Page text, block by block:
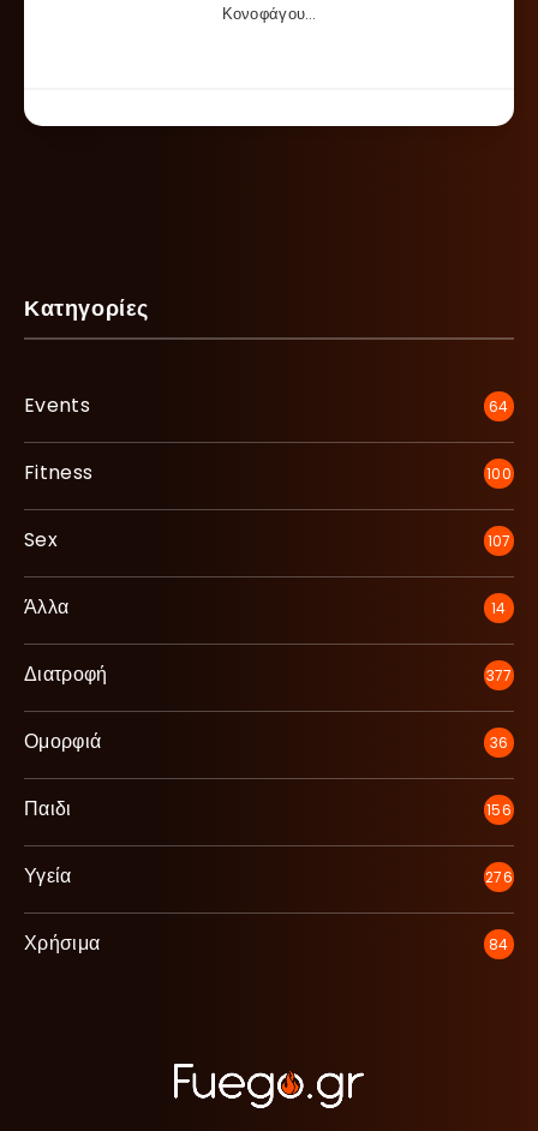
Κονοφάγου…
Κατηγορίες
Events 64
Fitness 100
Sex 107
Άλλα 14
Διατροφή 377
Ομορφιά 36
Παιδι 156
Υγεία 276
Χρήσιμα 84